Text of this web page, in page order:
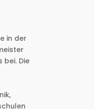
in der
Die